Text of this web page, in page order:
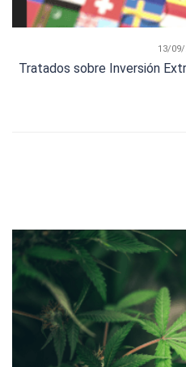
13/09/
Tratados sobre Inversión